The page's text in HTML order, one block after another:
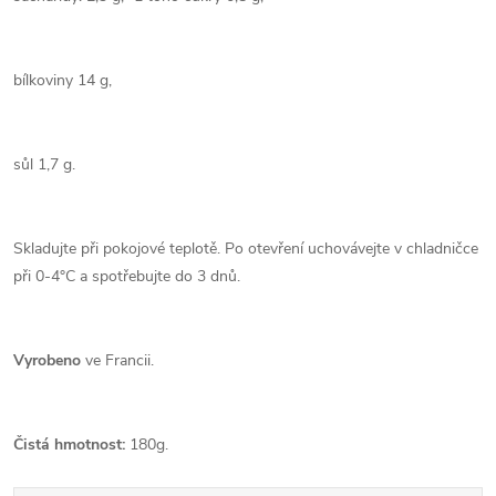
bílkoviny 14 g,
sůl 1,7 g.
Skladujte při pokojové teplotě. Po otevření uchovávejte v chladničce
při 0-4°C a spotřebujte do 3 dnů.
Vyrobeno ve Francii.
Čistá hmotnost: 180g.